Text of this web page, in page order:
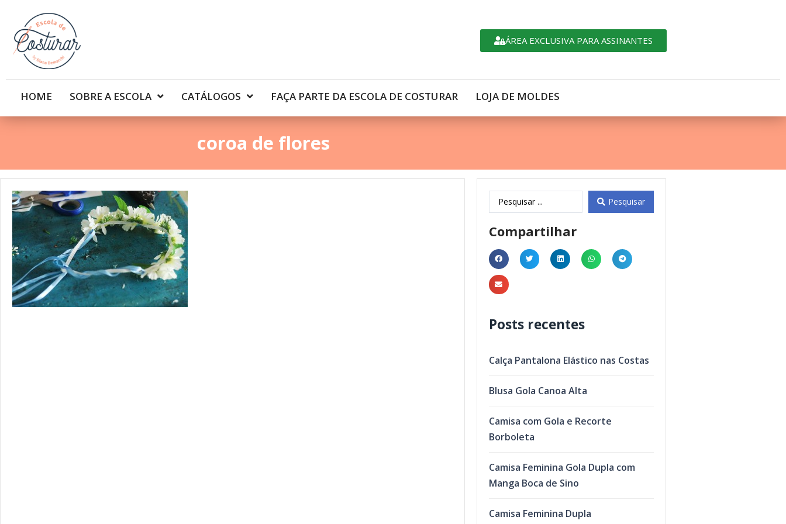
ÁREA EXCLUSIVA PARA ASSINANTES
HOME SOBRE A ESCOLA CATÁLOGOS FAÇA PARTE DA ESCOLA DE COSTURAR LOJA DE MOLDES
coroa de flores
Pesquisar
Compartilhar
Posts recentes
Calça Pantalona Elástico nas Costas
Blusa Gola Canoa Alta
Camisa com Gola e Recorte
Borboleta
Camisa Feminina Gola Dupla com
Manga Boca de Sino
Camisa Feminina Dupla